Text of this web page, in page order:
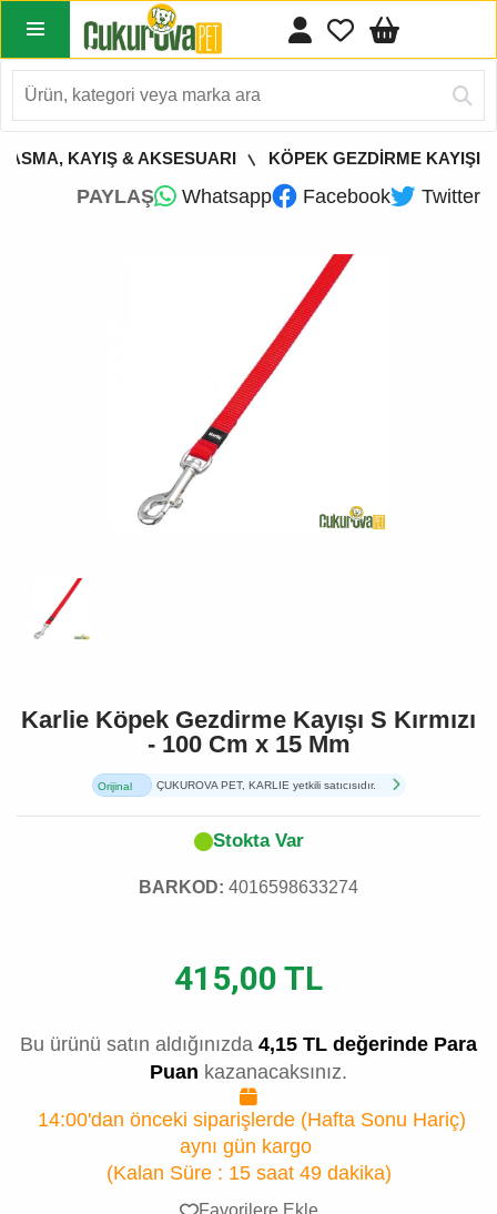
KAYIŞ & AKSESUARI KÖPEK GEZDİRME KAYIŞI
PAYLAŞ Whatsapp Facebook Twitter
Karlie Köpek Gezdirme Kayışı S Kırmızı
- 100 Cm x 15 Mm
Orijinal
ÇUKUROVA PET, KARLIE yetkili satıcısıdır.
Stokta Var
BARKOD: 4016598633274
415,00 TL
Bu ürünü satın aldığınızda 4,15 TL değerinde Para
Puan kazanacaksınız.
14:00'dan önceki siparişlerde (Hafta Sonu Hariç)
aynı gün kargo
(Kalan Süre : 15 saat 49 dakika)
Favorilere Ekle